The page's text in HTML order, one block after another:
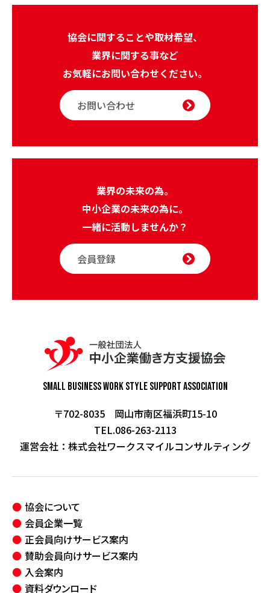
協会に関することや取材希望、
業界に関する事など
お気軽にお問い合わせください。
お問い合わせ
業界の未来の為。
中小企業の未来の為に。
一緒に活動しませんか？
会員登録
Small Business Work StyleSupport Association
〒702-8035 岡山市南区福浜町15-10
TEL.086-263-2113
運営会社： 株式会社ワークスマイルコンサルティング
協会について
会員企業一覧
正会員向けサービス案内
賛助会員向けサービス案内
入会案内
資料ダウンロード